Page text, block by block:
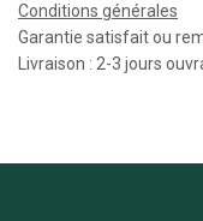
Conditions générales
Garantie satisfait ou
Livraison : 2-3 jours